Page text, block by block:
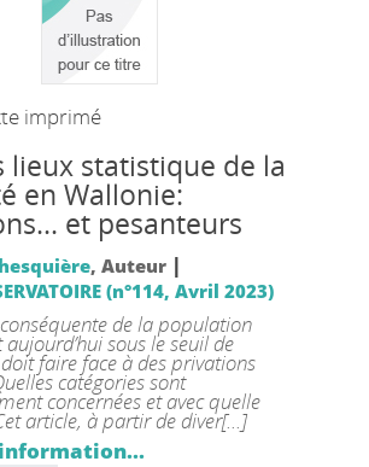
imprimé
lieux statistique de la
en Wallonie:
et pesanteurs
, Auteur |
(n°114, Avril 2023)
de la population
sous le seuil de
faire face à des privations
catégories sont
concernées et avec quelle
article, à partir de diver[...]